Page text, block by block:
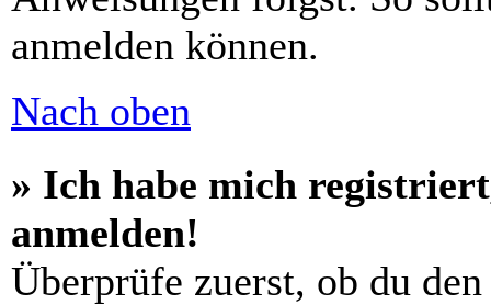
anmelden können.
Nach oben
» Ich habe mich
anmelden!
Überprüfe zuerst, ob du